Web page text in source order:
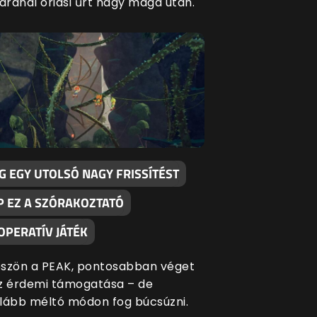
EGY UTOLSÓ NAGY FRISSÍTÉST
EZ A SZÓRAKOZTATÓ
JÁTÉK
a PEAK, pontosabban véget
érdemi támogatása – de
méltó módon fog búcsúzni.